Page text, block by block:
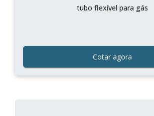
tubo flexível para gás
Cotar agora